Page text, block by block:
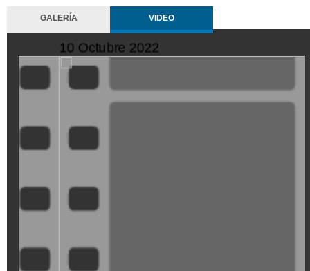
GALERÍA VIDEO
11 Octubre 2022
SeQiPrxjl-